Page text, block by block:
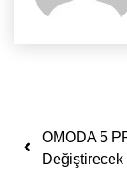
Yazı
OMODA 5
Değiştirecek